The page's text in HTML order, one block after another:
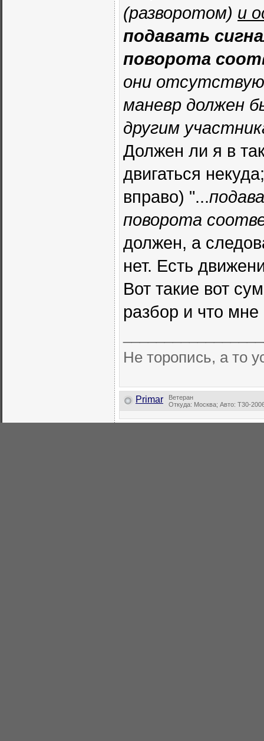
(разворотом) и
подавать
поворота
они
маневр должен
другим
Должен ли я в
двигаться
вправо) "...
поворота
должен, а
нет. Есть
Вот такие вот
разбор и что
Не торопись, а то
Primar
Ветеран
Откуда: Москва; Авто: Т30-